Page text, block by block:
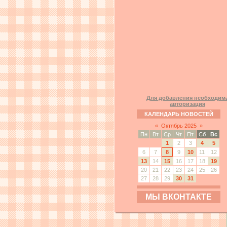
Для добавления
авторизация
КАЛЕНДАРЬ НОВОСТЕЙ
« Октябрь 2025 »
Пн
Вт Ср Чт Пт Сб
Вс
1
2 3 4
5
6
7 8 9 10 11
12
13
14 15 16 17 18
19
20
21 22 23 24 25
26
27
28 29 30 31
МЫ ВКОНТАКТЕ